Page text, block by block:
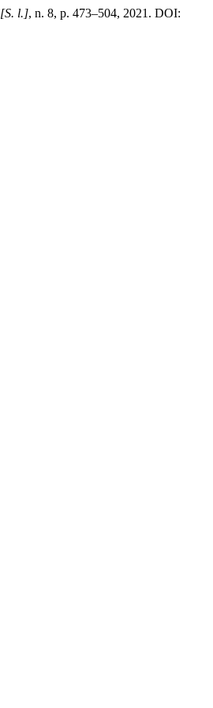
[S. l.], n. 8, p. 473–504, 2021. DOI: